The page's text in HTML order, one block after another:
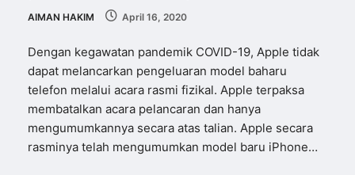
AIMAN HAKIM April 16, 2020
Dengan kegawatan pandemik COVID-19, Apple tidak
dapat melancarkan pengeluaran model baharu
telefon melalui acara rasmi fizikal. Apple terpaksa
membatalkan acara pelancaran dan hanya
mengumumkannya secara atas talian. Apple secara
rasminya telah mengumumkan model baru iPhone…